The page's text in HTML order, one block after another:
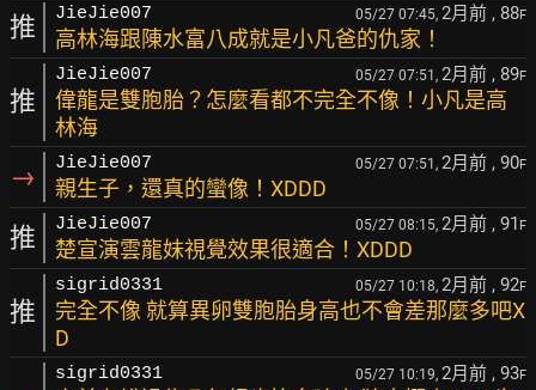
推 JieJie007 05/27 07:45, 2月前 , 88F
高林海跟陳水富八成就是小凡爸的仇家！
推
JieJie007 05/27 07:51, 2月前 , 89F
偉龍是雙胞胎？怎麼看都不完全不像！小凡是高
林海
→ JieJie007 05/27 07:51, 2月前 , 90F
親生子，還真的蠻像！XDDD
推 JieJie007 05/27 08:15, 2月前 , 91 F
楚宣演雲龍妹視覺效果很適合！XDDD
推
sigrid0331 05/27 10:18, 2月前 , 92F
完全不像 就算異卵雙胞胎身高也不會差那麼多吧X
D
sigrid0331 05/27 10:19, 2月前 , 93F